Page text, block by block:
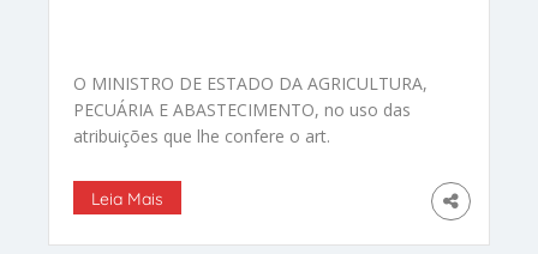
O MINISTRO DE ESTADO DA AGRICULTURA,
PECUÁRIA E ABASTECIMENTO, no uso das
atribuições que lhe confere o art.
Leia Mais